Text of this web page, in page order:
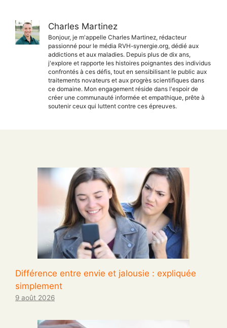
Charles Martinez
Bonjour, je m'appelle Charles Martinez, rédacteur
passionné pour le média RVH-synergie.org, dédié aux
addictions et aux maladies. Depuis plus de dix ans,
j'explore et rapporte les histoires poignantes des individus
confrontés à ces défis, tout en sensibilisant le public aux
traitements novateurs et aux progrès scientifiques dans
ce domaine. Mon engagement réside dans l'espoir de
créer une communauté informée et empathique, prête à
soutenir ceux qui luttent contre ces épreuves.
Différence entre envie et jalousie : expliquée
simplement
9 août 2026